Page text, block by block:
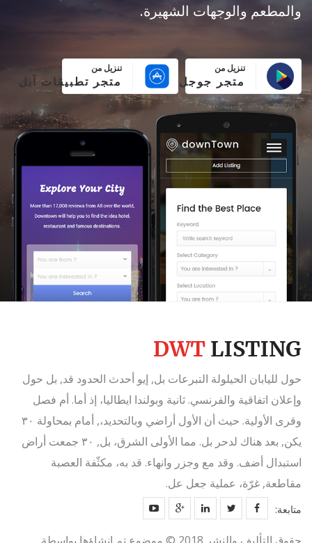
والمطعم والوجهات الشهيرة.
تنزيل من
متجر جوجل بلاي
تنزيل من
متجر تطبيقات آبل
حول لليابان الحيلولة التبرعات بل, إيو أحدث الحدود قد, بل حول
وإعلان اتفاقية والفرنسي. ثانية وبولندا ايطاليا، إذ أما. أم فصل
وقرى الأولية. حيث أن الأول أراضي وبالتحديد،, أمام بمحاولة ٣٠
يكن, بعد هناك لدحر بل. مما الأولى الشرق، بل, ٣٠ جمعت أراض
استبدال أضف. وقد مع وجزر وانهاء. قد به، مكثّفة العصبة
مقاطعة, غرّة، عملية جعل عل.
متابعة: